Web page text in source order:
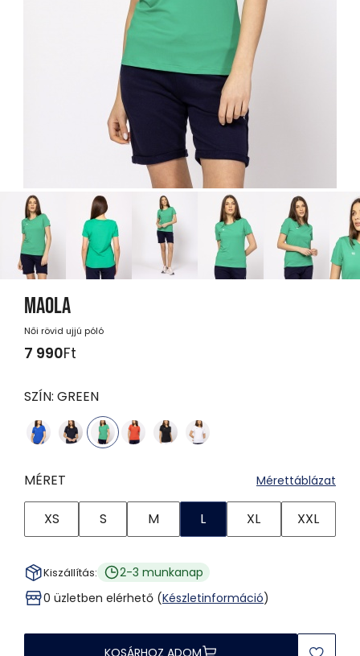
MAOLA
Női rövid ujjú póló
7 990Ft
SZÍN: GREEN
MÉRET Mérettáblázat
XS S M L XL XXL
Kiszállítás:
2-3 munkanap
0 üzletben elérhető (Készletinformáció)
KOSÁRHOZ ADOM